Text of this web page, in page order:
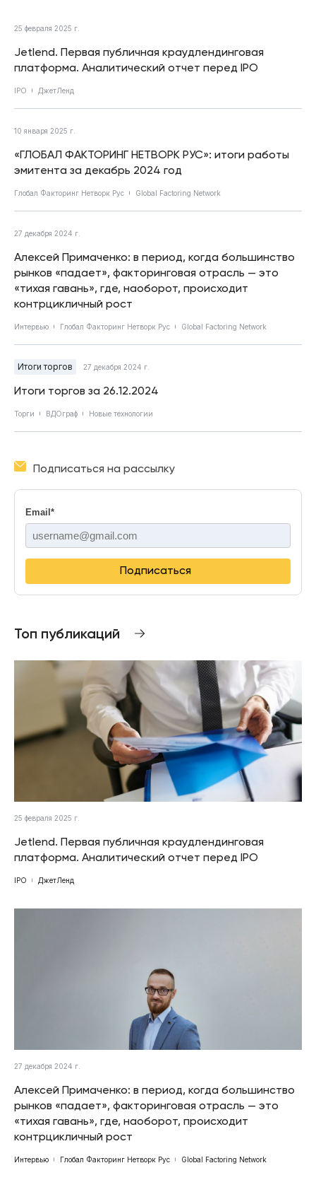
25 февраля 2025 г.
Jetlend. Первая публичная краудлендинговая
платформа. Аналитический отчет перед IPO
IPO ДжетЛенд
10 января 2025 г.
«ГЛОБАЛ ФАКТОРИНГ НЕТВОРК РУС»: итоги работы
эмитента за декабрь 2024 год
Глобал Факторинг Нетворк Рус Global Factoring Network
27 декабря 2024 г.
Алексей Примаченко: в период, когда большинство
рынков «падает», факторинговая отрасль — это
«тихая гавань», где, наоборот, происходит
контрцикличный рост
Интервью Глобал Факторинг Нетворк Рус Global Factoring Network
Итоги торгов 27 декабря 2024 г.
Итоги торгов за 26.12.2024
Торги ВДОграф Новые технологии
Подписаться на рассылку
Email *
Подписаться
Топ публикаций
25 февраля 2025 г.
Jetlend. Первая публичная краудлендинговая
платформа. Аналитический отчет перед IPO
IPO ДжетЛенд
27 декабря 2024 г.
Алексей Примаченко: в период, когда большинство
рынков «падает», факторинговая отрасль — это
«тихая гавань», где, наоборот, происходит
контрцикличный рост
Интервью Глобал Факторинг Нетворк Рус Global Factoring Network